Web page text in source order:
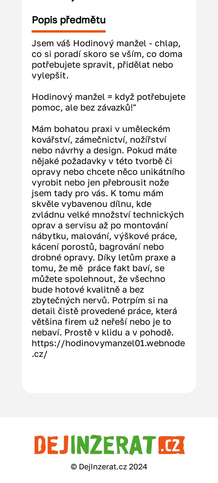
Popis předmětu
Jsem váš Hodinový manžel - chlap,
co si poradí skoro se vším, co doma
potřebujete spravit, přidělat nebo
vylepšit.
Hodinový manžel = když potřebujete
pomoc, ale bez závazků!"
Mám bohatou praxi v uměleckém
kovářství, zámečnictví, nožířství
nebo návrhy a design. Pokud máte
nějaké požadavky v této tvorbě či
opravy nebo chcete něco unikátního
vyrobit nebo jen přebrousit nože
jsem tady pro vás. K tomu mám
skvěle vybavenou dílnu, kde
zvládnu velké množství technických
oprav a servisu až po montování
nábytku, malování, výškové práce,
kácení porostů, bagrování nebo
drobné opravy. Díky letům praxe a
tomu, že mě  práce fakt baví, se
můžete spolehnout, že všechno
bude hotové kvalitně a bez
zbytečných nervů. Potrpím si na
detail čistě provedené práce, která
většina firem už neřeší nebo je to
nebaví. Prostě v klidu a v pohodě.
https://hodinovymanzel01.webnode
.cz/
© DejInzerat.cz 2024